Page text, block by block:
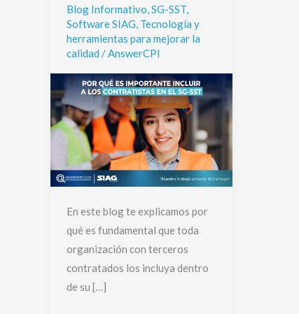
Blog Informativo SG-SST,
Software SIAG Tecnología y
herramientas para mejorar la
calidad / AnswerCPI
En este blog te explicamos por
qué es fundamental que toda
organización con terceros
contratados los incluya dentro
de su […]